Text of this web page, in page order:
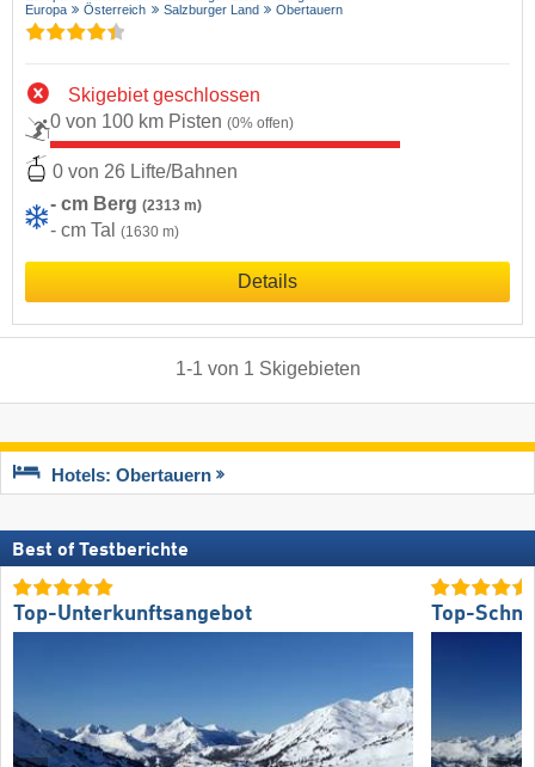
Europa
Österreich Salzburger Land Obertauern
Skigebiet geschlossen
0 von 100 km Pisten (0% offen)
0 von 26 Lifte/Bahnen
- cm Berg (2313 m)
- cm Tal (1630 m)
Details
1-1 von 1 Skigebieten
Hotels: Obertauern
Best of Testberichte
Top-Unterkunftsangebot Top-